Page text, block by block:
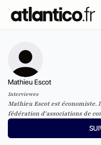
Mathieu Escot
Interviewes
Mathieu Escot est économiste.
fédération d'associations de